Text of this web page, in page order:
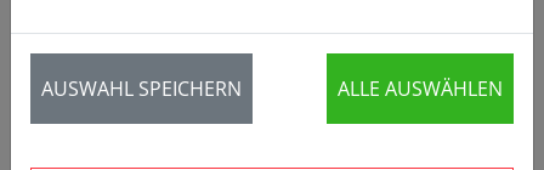
‹ ›
AUSWAHL SPEICHERN ALLE AUSWÄHLEN